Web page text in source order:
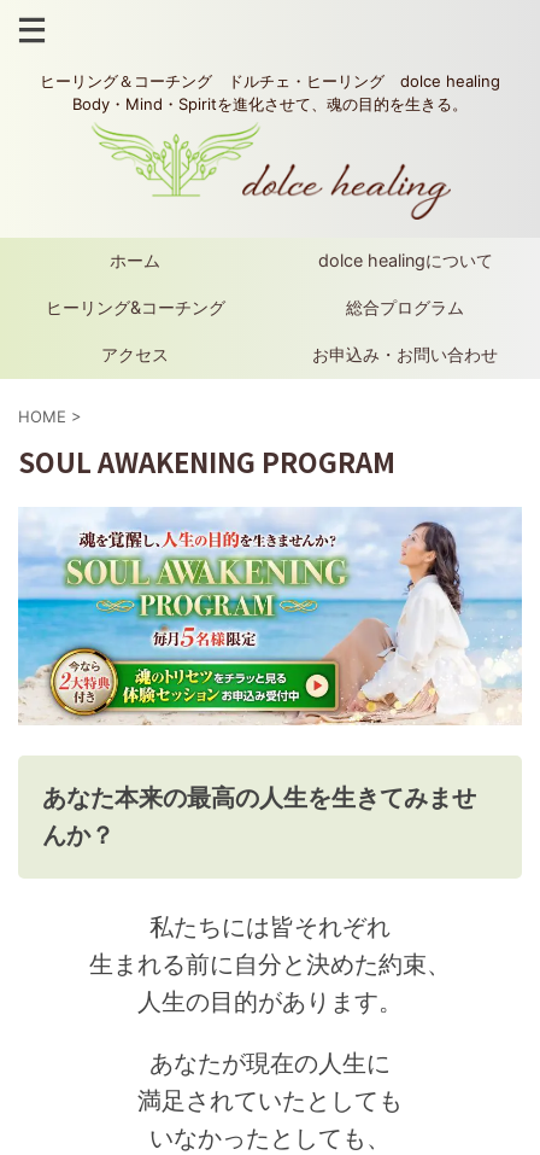
ヒーリング＆コーチング ドルチェ・ヒーリング dolce healing
Body・Mind・Spiritを進化させて、魂の目的を生きる。
ホーム dolce healingについて
ヒーリング&コーチング 総合プログラム
アクセス お申込み・お問い合わせ
HOME >
SOUL AWAKENING PROGRAM
あなた本来の最高の人生を生きてみませ
んか？
私たちには皆それぞれ
生まれる前に自分と決めた約束、
人生の目的があります。
あなたが現在の人生に
満足されていたとしても
いなかったとしても、